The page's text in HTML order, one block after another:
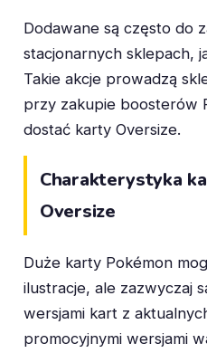
Dodawane są często do
stacjonarnych sklepach,
Takie akcje prowadzą
przy zakupie boosterów
dostać karty Oversize.
Charakterystyka
Oversize
Duże karty Pokémon
ilustracje, ale zazwyczaj
wersjami kart z
promocyjnymi wersjami